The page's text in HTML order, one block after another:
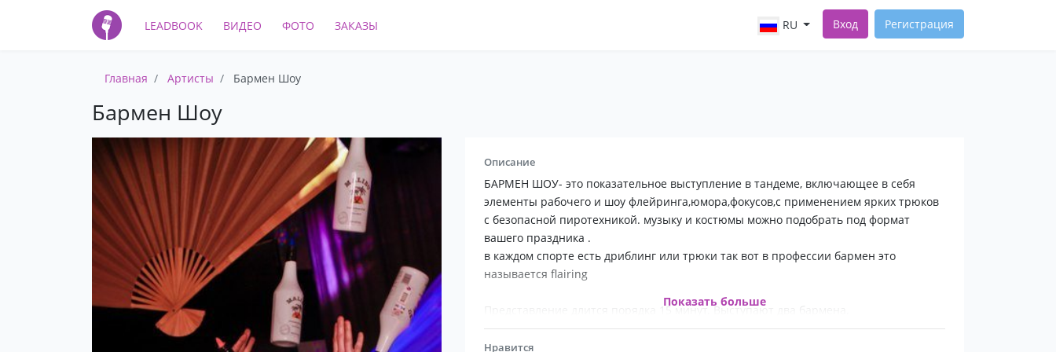
LEADBOOK ВИДЕО ФОТО ЗАКАЗЫ RU Вход Регистрация
Главная Артисты Бармен Шоу
Бармен Шоу
Описание
БАРМЕН ШОУ- это показательное выступление в тандеме, включающее в себя
элементы рабочего и шоу флейринга,юмора,фокусов,с применением ярких трюков
с безопасной пиротехникой. музыку и костюмы можно подобрать под формат
вашего праздника .
в каждом спорте есть дриблинг или трюки так вот в профессии бармен это
называется flairing
Представление длится порядка 15 минут. Выступают два бармена.
За это время на вашем мероприятии:
Показать больше
Нравится